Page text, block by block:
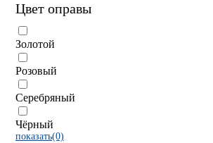
Цвет оправы
Золотой
Розовый
Серебряный
Чёрный
показать(0)